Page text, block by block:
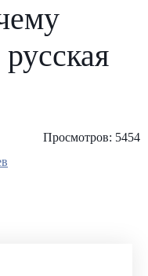
Просмотров: 5454